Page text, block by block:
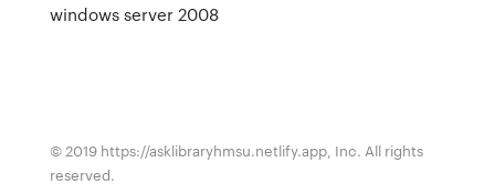
windows server 2008
© 2019 https://asklibraryhmsu.netlify.app, Inc. All rights
reserved.